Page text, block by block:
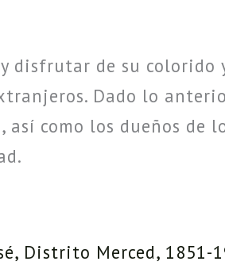
disfrutar de su colorido
Dado lo
como los dueños de
Distrito Merced, 1851-